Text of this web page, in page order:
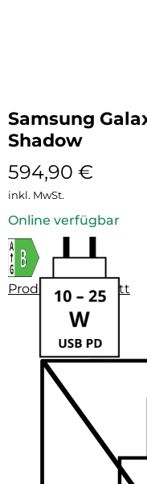
Samsung
Shadow
594,90 €
inkl. MwSt.
Online verfügbar
Produktdatenblatt